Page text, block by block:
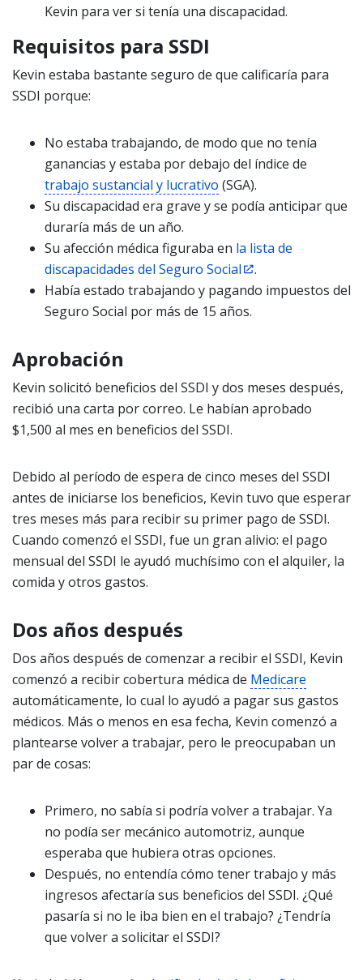
Kevin para ver si tenía una discapacidad.
Requisitos para SSDI
Kevin estaba bastante seguro de que calificaría para
SSDI porque:
No estaba trabajando, de modo que no tenía
ganancias y estaba por debajo del índice de
trabajo sustancial y lucrativo (SGA).
Su discapacidad era grave y se podía anticipar que
duraría más de un año.
Su afección médica figuraba en la lista de
discapacidades del Seguro Social
.
Había estado trabajando y pagando impuestos del
Seguro Social por más de 15 años.
Aprobación
Kevin solicitó beneficios del SSDI y dos meses después,
recibió una carta por correo. Le habían aprobado
$1,500 al mes en beneficios del SSDI.
Debido al período de espera de cinco meses del SSDI
antes de iniciarse los beneficios, Kevin tuvo que esperar
tres meses más para recibir su primer pago de SSDI.
Cuando comenzó el SSDI, fue un gran alivio: el pago
mensual del SSDI le ayudó muchísimo con el alquiler, la
comida y otros gastos.
Dos años después
Dos años después de comenzar a recibir el SSDI, Kevin
comenzó a recibir cobertura médica de Medicare
automáticamente, lo cual lo ayudó a pagar sus gastos
médicos. Más o menos en esa fecha, Kevin comenzó a
plantearse volver a trabajar, pero le preocupaban un
par de cosas:
Primero, no sabía si podría volver a trabajar. Ya
no podía ser mecánico automotriz, aunque
esperaba que hubiera otras opciones.
Después, no entendía cómo tener trabajo y más
ingresos afectaría sus beneficios del SSDI. ¿Qué
pasaría si no le iba bien en el trabajo? ¿Tendría
que volver a solicitar el SSDI?